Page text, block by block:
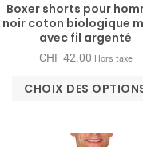
Boxer shorts pour
noir coton biologique
avec fil argenté
CHF42.00 Hors taxe
CHOIX DES